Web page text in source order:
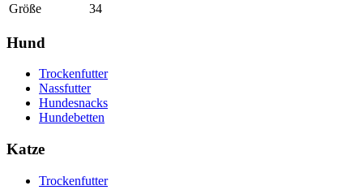
Größe
34
Hund
Trockenfutter
Nassfutter
Hundesnacks
Hundebetten
Katze
Trockenfutter